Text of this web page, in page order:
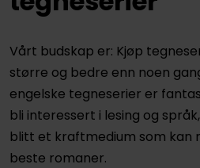
Vårt budskap er: Kjøp
større og bedre enn noen
engelske tegneserier er
bli interessert i lesing og
blitt et kraftmedium som kan
beste romaner.